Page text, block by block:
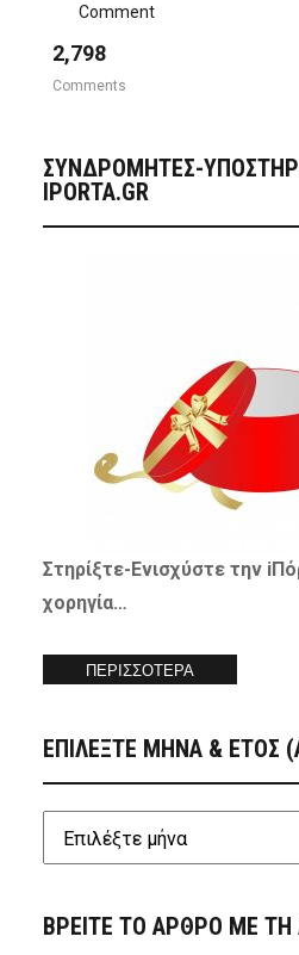
Comment
2,798
Comments
ΣΥΝΔΡΟΜΗΤΈΣ-
IPORTA.GR
Στηρίξτε-Ενισχύστετην
χορηγία…
ΠΕΡΙΣΣΟΤΕΡΑ
ΕΠΙΛΕΞΤΕ ΜΗΝΑ & ΕΤΟΣ
ΒΡΕΙΤΕ ΤΟ ΑΡΘΡΟ ΜΕ ΤΗ